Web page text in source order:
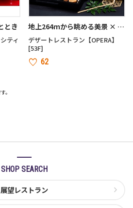
とき
ティ
地上264ｍから眺める美景 × 五感で味わう感動のデザート
デザートレストラン【OPERA】
[53F]
62
。
SHOP SEARCH
展望レストラン